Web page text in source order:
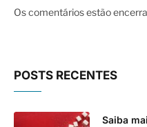
Os comentários estão
POSTS RECENTES
Saiba